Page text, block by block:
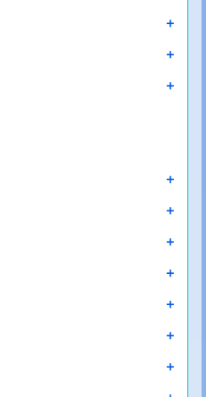









